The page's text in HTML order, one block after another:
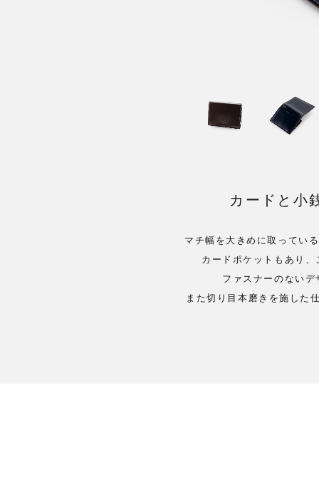
カードと小
マチ幅を大きめに取ってい
カードポケットもあり
ファスナーのない
また切り目本磨きを施した